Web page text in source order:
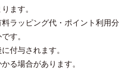
ます。
料ラッピング代・ポイント利用分
す。
付与されます。
る場合があります。